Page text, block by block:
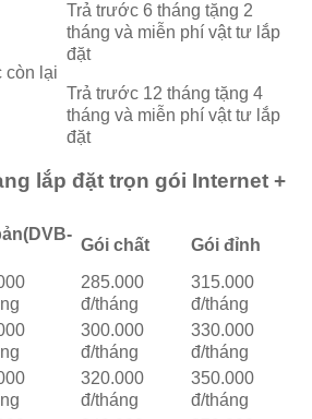
còn lại
Trả trước 6 tháng tặng 2
tháng và miễn phí vật tư lắp
đặt
Trả trước 12 tháng tặng 4
tháng và miễn phí vật tư lắp
đặt
lắp đặt trọn gói Internet +
Gói chất
Gói đỉnh
285.000
đ/tháng
315.000
đ/tháng
300.000
đ/tháng
330.000
đ/tháng
320.000
đ/tháng
350.000
đ/tháng